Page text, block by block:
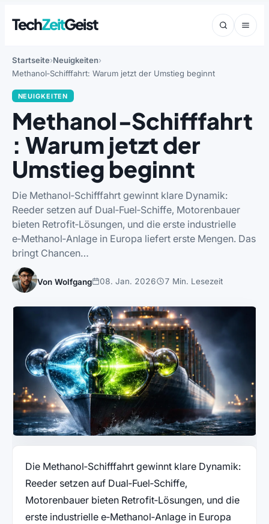
TechZeitGeist
Startseite Neuigkeiten
Methanol‑Schifffahrt: Warum jetzt der Umstieg beginnt
NEUIGKEITEN
Methanol‑Schifffahrt
: Warum jetzt der
Umstieg beginnt
Die Methanol‑Schifffahrt gewinnt klare Dynamik:
Reeder setzen auf Dual‑Fuel‑Schiffe, Motorenbauer
bieten Retrofit‑Lösungen, und die erste industrielle
e‑Methanol‑Anlage in Europa liefert erste Mengen. Das
bringt Chancen…
Von Wolfgang 08. Jan. 2026 7 Min. Lesezeit
Die Methanol‑Schifffahrt gewinnt klare Dynamik:
Reeder setzen auf Dual‑Fuel‑Schiffe,
Motorenbauer bieten Retrofit‑Lösungen, und die
erste industrielle e‑Methanol‑Anlage in Europa